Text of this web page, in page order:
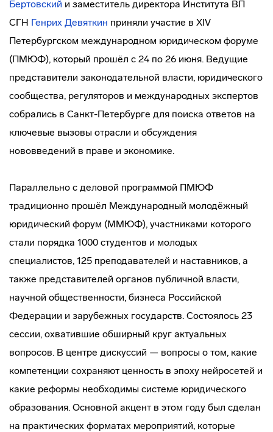
Бертовский и заместитель директора Института ВП
СГН Генрих Девяткин приняли участие в XIV
Петербургском международном юридическом форуме
(ПМЮФ), который прошёл с 24 по 26 июня. Ведущие
представители законодательной власти, юридического
сообщества, регуляторов и международных экспертов
собрались в Санкт-Петербурге для поиска ответов на
ключевые вызовы отрасли и обсуждения
нововведений в праве и экономике.
Параллельно с деловой программой ПМЮФ
традиционно прошёл Международный молодёжный
юридический форум (ММЮФ), участниками которого
стали порядка 1000 студентов и молодых
специалистов, 125 преподавателей и наставников, а
также представителей органов публичной власти,
научной общественности, бизнеса Российской
Федерации и зарубежных государств. Состоялось 23
сессии, охватившие обширный круг актуальных
вопросов. В центре дискуссий — вопросы о том, какие
компетенции сохраняют ценность в эпоху нейросетей и
какие реформы необходимы системе юридического
образования. Основной акцент в этом году был сделан
на практических форматах мероприятий, которые